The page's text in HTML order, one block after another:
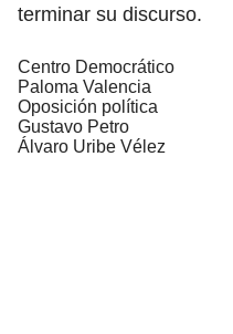
terminar su discurso.
Centro Democrático
Paloma Valencia
Oposición política
Gustavo Petro
Álvaro Uribe Vélez